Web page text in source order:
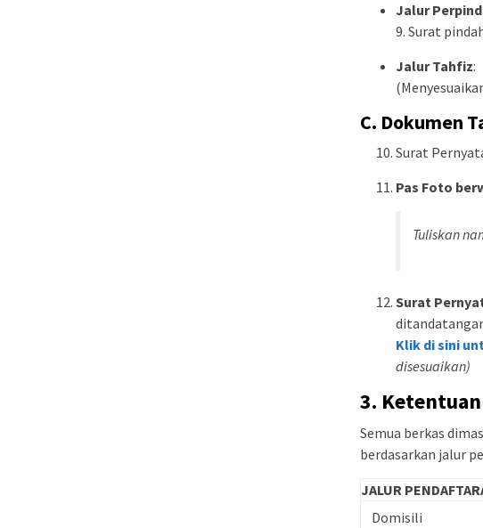
Jalur
9. Surat
Jalur Tahfiz:
C. Dokumen
Surat
Pas Foto
Tuliskan
Surat
Klik di sini
disesuaikan)
3.
Semua berkas
berdasarkan jalur
JALUR
Domisili